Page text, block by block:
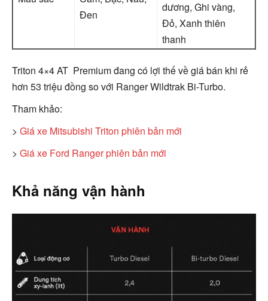
Đen
dương, Ghi vàng,
Đỏ, Xanh thiên
thanh
Triton 4×4 AT Premium đang có lợi thế về giá bán khi rẻ
hơn 53 triệu đồng so với Ranger Wildtrak Bi-Turbo.
Tham khảo:
> Giá xe Mitsubishi Triton phiên bản mới
> Giá xe Ford Ranger phiên bản mới
Khả năng vận hành